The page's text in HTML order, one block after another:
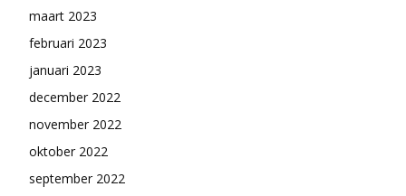
maart 2023
februari 2023
januari 2023
december 2022
november 2022
oktober 2022
september 2022